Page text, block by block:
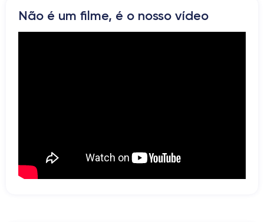
Vibrador
Prise USB
Não é um filme, é o nosso vídeo